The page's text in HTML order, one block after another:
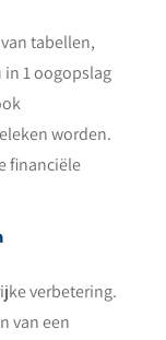
tabellen,
1 oogopslag
worden.
financiële
verbetering.
van een